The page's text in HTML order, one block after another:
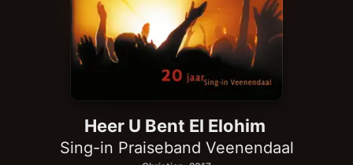
Heer U Bent El Elohim
Sing-in Praiseband Veenendaal